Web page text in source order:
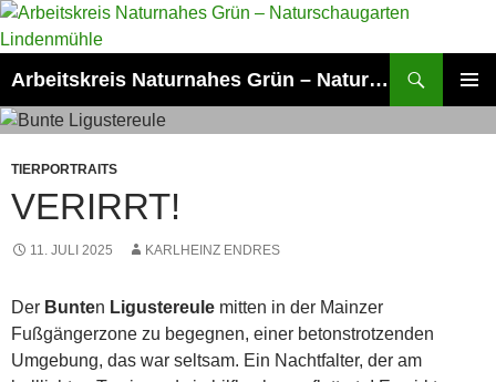
Zum
Inhalt
Arbeitskreis Naturnahes Grün – Naturschaugarten Lindenmühle
TIERPORTRAITS
VERIRRT!
11. JULI 2025 KARLHEINZ ENDRES
Der Bunten Ligustereule mitten in der Mainzer
Fußgängerzone zu begegnen, einer betonstrotzenden
Umgebung, das war seltsam. Ein Nachtfalter, der am